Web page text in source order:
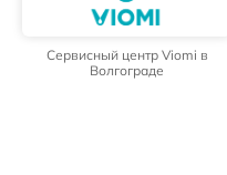
Сервисный центр Viomi в
Волгограде